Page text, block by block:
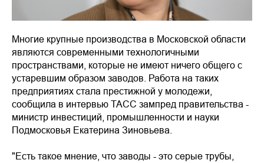
Многие крупные производства в Московской области
являются современными технологичными
пространствами, которые не имеют ничего общего с
устаревшим образом заводов. Работа на таких
предприятиях стала престижной у молодежи,
сообщила в интервью ТАСС зампред правительства -
министр инвестиций, промышленности и науки
Подмосковья Екатерина Зиновьева.
"Есть такое мнение, что заводы - это серые трубы,